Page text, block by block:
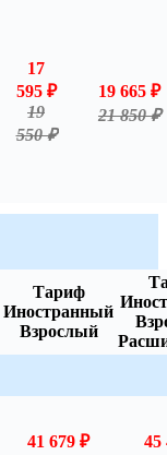
17
595 ₽
19
550 ₽
19 665 ₽
21 850 ₽
Тариф
Иностранный
Взрослый
41 679 ₽
45